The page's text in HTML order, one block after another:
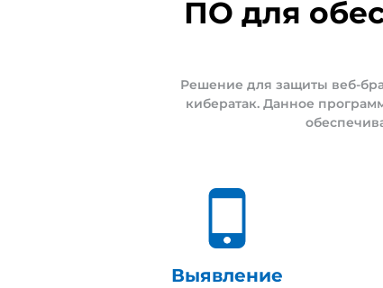
ПО для
Решение для защиты веб-
кибератак. Данное
Выявление